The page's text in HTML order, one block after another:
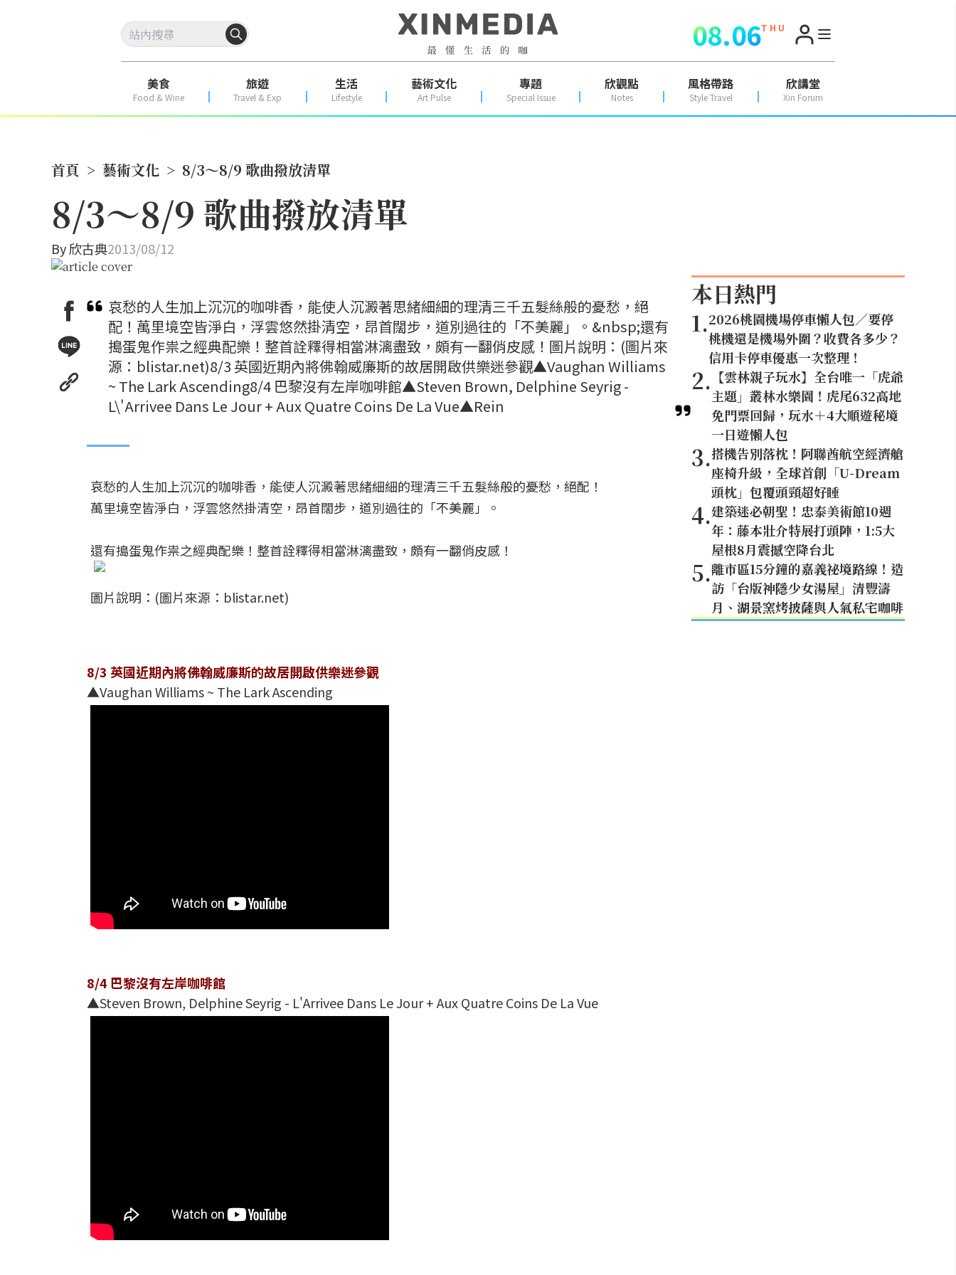
08.06T H U
美食
Food & Wine
旅遊
Travel & Exp
生活
Lifestyle
藝術文化
Art Pulse
專題
Special Issue
欣觀點
Notes
風格帶路
Style Travel
欣講堂
Xin Forum
首頁 > 藝術文化 > 8/3～8/9 歌曲撥放清單
8/3～8/9 歌曲撥放清單
By欣古典2013/08/12
哀愁的人生加上沉沉的咖啡香，能使人沉澱著思緒細細的理清三千五髮絲般的憂愁，絕
配！萬里境空皆淨白，浮雲悠然掛清空，昂首闊步，道別過往的「不美麗」。&nbsp;還有
搗蛋鬼作祟之經典配樂！整首詮釋得相當淋漓盡致，頗有一翻俏皮感！圖片說明：(圖片來
源：blistar.net)8/3 英國近期內將佛翰威廉斯的故居開啟供樂迷參觀▲Vaughan Williams
~ The Lark Ascending8/4 巴黎沒有左岸咖啡館▲Steven Brown, Delphine Seyrig -
L\'Arrivee Dans Le Jour + Aux Quatre Coins De La Vue▲Rein
哀愁的人生加上沉沉的咖啡香，能使人沉澱著思緒細細的理清三千五髮絲般的憂愁，絕配！
萬里境空皆淨白，浮雲悠然掛清空，昂首闊步，道別過往的「不美麗」。
還有搗蛋鬼作祟之經典配樂！整首詮釋得相當淋漓盡致，頗有一翻俏皮感！
圖片說明：(圖片來源：blistar.net)
8/3 英國近期內將佛翰威廉斯的故居開啟供樂迷參觀
▲Vaughan Williams ~ The Lark Ascending
8/4 巴黎沒有左岸咖啡館
▲Steven Brown, Delphine Seyrig - L'Arrivee Dans Le Jour + Aux Quatre Coins De La Vue
本日熱門
1.2026桃園機場停車懶人包／要停
桃機還是機場外圍？收費各多少？
信用卡停車優惠一次整理！
2. 【雲林親子玩水】全台唯一「虎爺
主題」叢林水樂園！虎尾632高地
免門票回歸，玩水＋4大順遊秘境
一日遊懶人包
3.搭機告別落枕！阿聯酋航空經濟艙
座椅升級，全球首創「U-Dream
頭枕」包覆頭頸超好睡
4.建築迷必朝聖！忠泰美術館10週
年：藤本壯介特展打頭陣，1:5大
屋根8月震撼空降台北
5.離市區15分鐘的嘉義祕境路線！造
訪「台版神隱少女湯屋」清豐濤
月、湖景窯烤披薩與人氣私宅咖啡